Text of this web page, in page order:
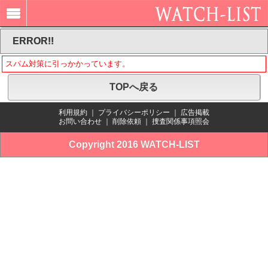
ERROR!!
スパム対策に引っかかっています。
TOPへ戻る
利用規約 プライバシーポリシー
広告掲載
お問い合わせ
削除依頼 捜査関係事項照会
Copyright 2016 WATCH-LIST